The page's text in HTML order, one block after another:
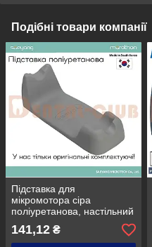
Подібні товари компанії
Підставка для
мікромотора сіра
поліуретанова, настільний
варіант. Handpiece stand
Marathon (Saeyang
141,12 ₴